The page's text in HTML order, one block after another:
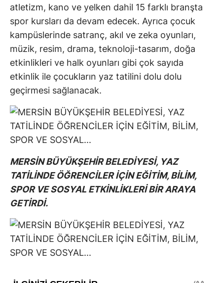
atletizm, kano ve yelken dahil 15 farklı branşta
spor kursları da devam edecek. Ayrıca çocuk
kampüslerinde satranç, akıl ve zeka oyunları,
müzik, resim, drama, teknoloji-tasarım, doğa
etkinlikleri ve halk oyunları gibi çok sayıda
etkinlik ile çocukların yaz tatilini dolu dolu
geçirmesi sağlanacak.
MERSİN BÜYÜKŞEHİR BELEDİYESİ, YAZ
TATİLİNDE ÖĞRENCİLER İÇİN EĞİTİM, BİLİM,
SPOR VE SOSYAL ETKİNLİKLERİ BİR ARAYA
GETİRDİ.